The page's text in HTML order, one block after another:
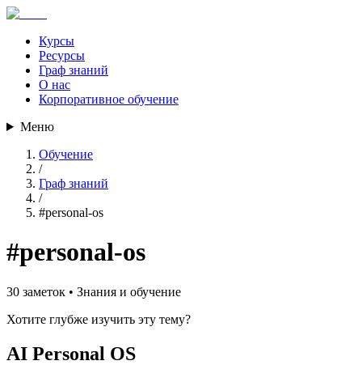
Курсы
Ресурсы
Граф знаний
О нас
Корпоративное обучение
Меню
Обучение
/
Граф знаний
/
#personal-os
#personal-os
30 заметок • Знания и обучение
Хотите глубже изучить эту тему?
AI Personal OS